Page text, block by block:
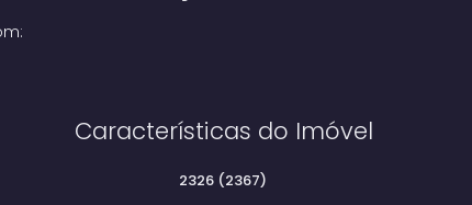
Características do Imóvel
2326 (2367)